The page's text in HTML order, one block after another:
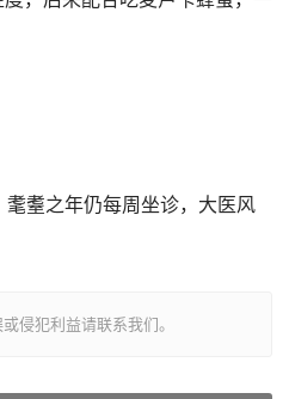
耋之年仍每周坐诊，大医风
侵犯利益请联系我们。